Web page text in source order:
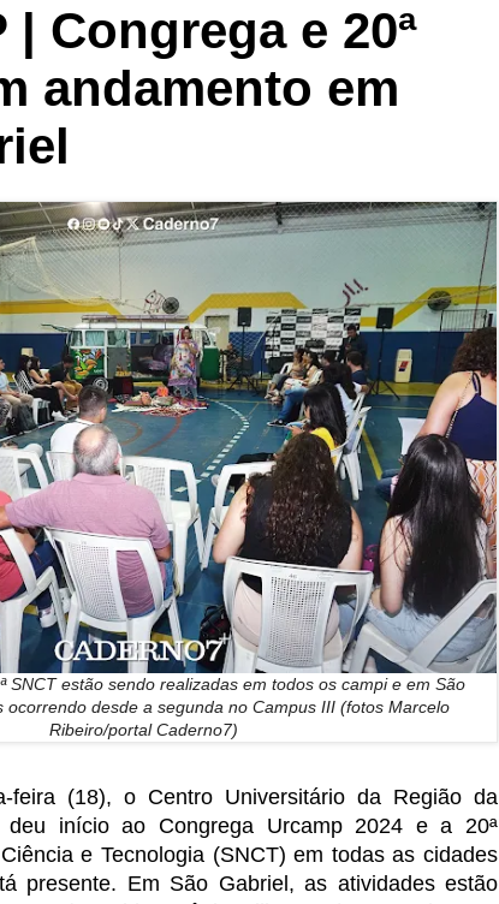
| Congrega e 20ª
andamento em
SNCT estão sendo realizadas em todos os campi e em São
ocorrendo desde a segunda no Campus III (fotos Marcelo
Ribeiro/portal Caderno7)
feira (18), o Centro Universitário da Região da
deu início ao Congrega Urcamp 2024 e a 20ª
e Tecnologia (SNCT) em todas as cidades
presente. Em São Gabriel, as atividades estão